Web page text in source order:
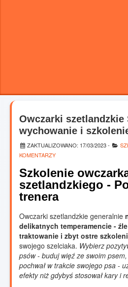
Owczarki szetlandzkie
wychowanie i
ZAKTUALIZOWANO: 17/03/2023-
KOMENTARZY
Szkolenie
szetlandzkiego -
trenera
Owczarki szetlandzkie generalnie
delikatnych temperamencie -
traktowanie i zbyt ostre
swojego szelciaka. Wybierz
psów - buduj więź ze swoim
pochwał w trakcie swojego psa -
efekty niż gdybyś stosował kary i